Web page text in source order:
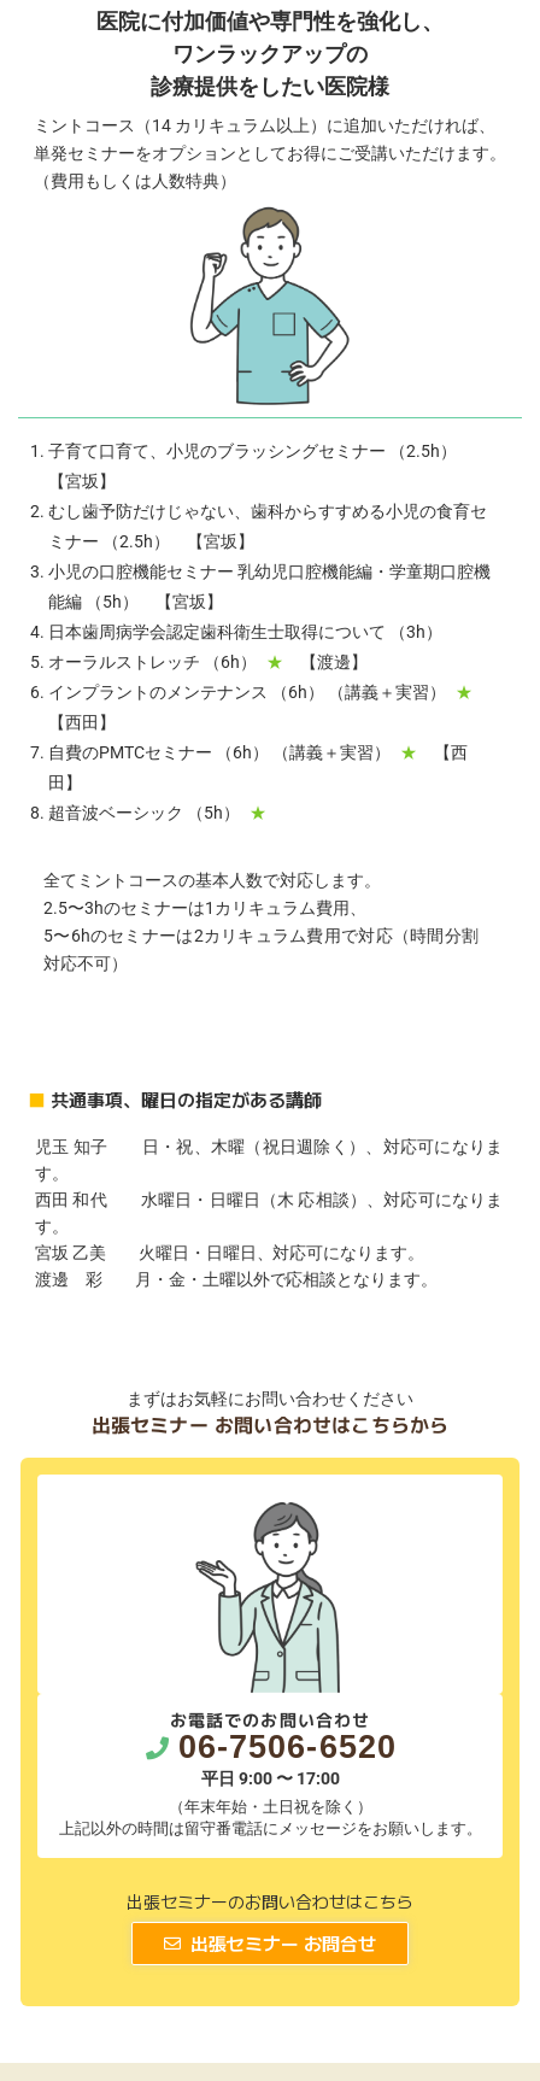
医院に付加価値や専門性を強化し、
ワンラックアップの
診療提供をしたい医院様
ミントコース（14 カリキュラム以上）に追加いただければ、
単発セミナーをオプションとしてお得にご受講いただけます。
（費用もしくは人数特典）
子育て口育て、小児のブラッシングセミナー （2.5h）
【宮坂】
むし歯予防だけじゃない、歯科からすすめる小児の食育セ
ミナー （2.5h） 【宮坂】
小児の口腔機能セミナー 乳幼児口腔機能編・学童期口腔機
能編 （5h） 【宮坂】
日本歯周病学会認定歯科衛生士取得について （3h）
オーラルストレッチ （6h）
★ 【渡邊】
インプラントのメンテナンス （6h） （講義＋実習）
★
【西田】
自費のPMTCセミナー （6h） （講義＋実習）
★ 【西
田】
超音波ベーシック （5h）
★
全てミントコースの基本人数で対応します。
2.5〜3hのセミナーは1カリキュラム費用、
5〜6hのセミナーは2カリキュラム費用で対応（時間分割
対応不可）
■ 共通事項、曜日の指定がある講師
児玉 知子 日・祝、木曜（祝日週除く）、対応可になりま
す。
西田 和代 水曜日・日曜日（木 応相談）、対応可になりま
す。
宮坂 乙美 火曜日・日曜日、対応可になります。
渡邊 彩 月・金・土曜以外で応相談となります。
まずはお気軽にお問い合わせください
出張セミナー お問い合わせはこちらから
お電話でのお問い合わせ
06-7506-6520
平日 9:00 〜 17:00
（年末年始・土日祝を除く）
上記以外の時間は留守番電話にメッセージをお願いします。
出張セミナーのお問い合わせはこちら
出張セミナー お問合せ